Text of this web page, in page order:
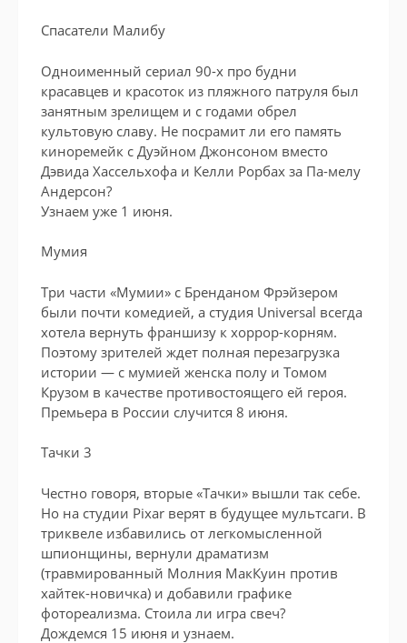
Спасатели Малибу
Одноименный сериал 90-х про будни
красавцев и красоток из пляжного патруля был
занятным зрелищем и с годами обрел
культовую славу. Не посрамит ли его память
киноремейк с Дуэйном Джонсоном вместо
Дэвида Хассельхофа и Келли Рорбах за Па-мелу
Андерсон?
Узнаем уже 1 июня.
Мумия
Три части «Мумии» с Бренданом Фрэйзером
были почти комедией, а студия Universal всегда
хотела вернуть франшизу к хоррор-корням.
Поэтому зрителей ждет полная перезагрузка
истории — с мумией женска полу и Томом
Крузом в качестве противостоящего ей героя.
Премьера в России случится 8 июня.
Тачки 3
Честно говоря, вторые «Тачки» вышли так себе.
Но на студии Pixar верят в будущее мультсаги. В
триквеле избавились от легкомысленной
шпионщины, вернули драматизм
(травмированный Молния МакКуин против
хайтек-новичка) и добавили графике
фотореализма. Стоила ли игра свеч?
Дождемся 15 июня и узнаем.